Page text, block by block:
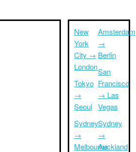
New
York
City →
London
Tokyo
→
Seoul
Sydney
→
Melbourne
Amsterdam
→
Berlin
San
Francisco
→ Las
Vegas
Sydney
→
Auckland